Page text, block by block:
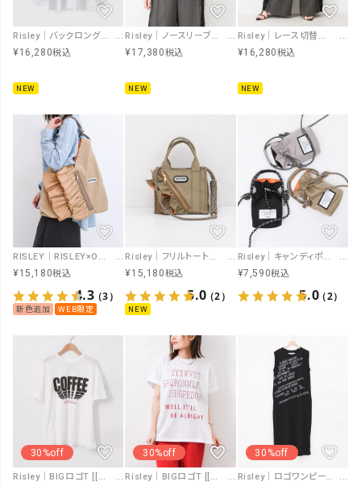
Risley｜バックロングプリントシャツ [[R2603-PSH1036]][F]
¥16,280税込
NEW
Risley｜ノースリーブレースジャケット [[R2603-NRJ1052]][F]
¥17,380税込
NEW
Risley｜レース切替パンツ [[R2603-RKP1053]][F]
¥16,280税込
NEW
RISLEY｜RISLEY×OUTDOOR トライアングルフリルバッグ [[R2501-TFB36]][F]
¥15,180税込
4.3（3）
新色追加 WEB限定
Risley｜フリルトートバッグ小 [[R2603-FTS61]][F]
¥15,180税込
5.0（2）
NEW
Risley｜キャンディポシェット ミニ [[R2603-CPS59]][F]
¥7,590税込
5.0（2）
30%off
Risley｜BIGロゴT [[R2601-GCS1030]][F]
30%off
Risley｜BIGロゴT [[R2601-GCS1029]][F]
30%off
Risley｜ロゴワンピース [[R2601-ROP973]][F]